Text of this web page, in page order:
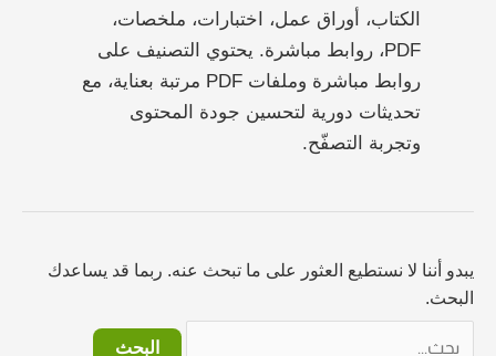
الكتاب، أوراق عمل، اختبارات، ملخصات،
PDF، روابط مباشرة. يحتوي التصنيف على
روابط مباشرة وملفات PDF مرتبة بعناية، مع
تحديثات دورية لتحسين جودة المحتوى
وتجربة التصفّح.
يبدو أننا لا نستطيع العثور على ما تبحث عنه. ربما قد يساعدك
البحث.